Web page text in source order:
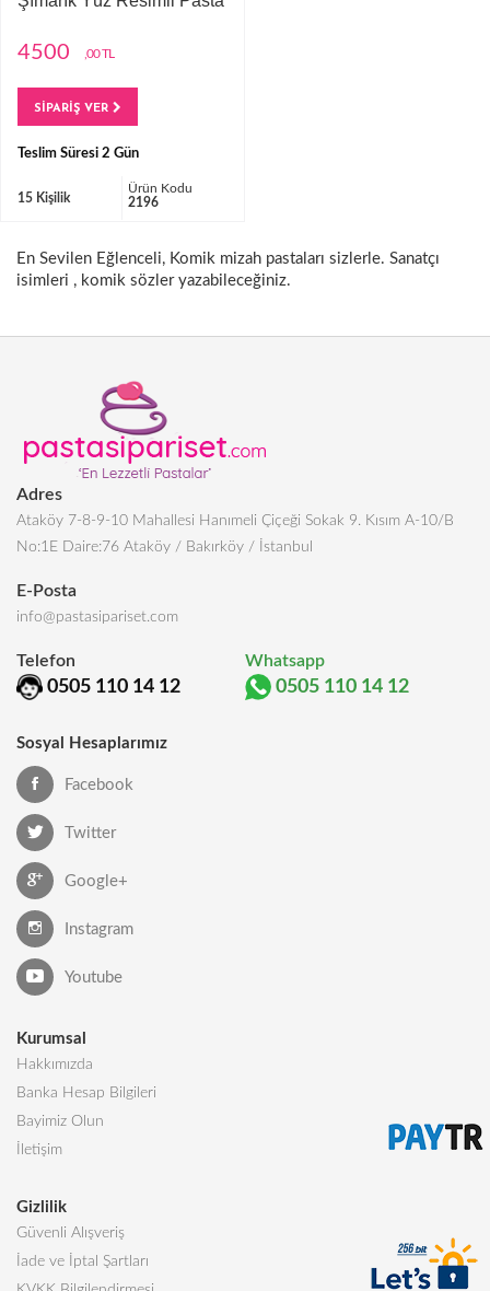
4500 ,00 TL
SİPARİŞ VER
Teslim Süresi 2 Gün
15 Kişilik
Ürün Kodu
2196
En Sevilen Eğlenceli, Komik mizah pastaları sizlerle. Sanatçı
isimleri , komik sözler yazabileceğiniz.
Adres
Ataköy 7-8-9-10 Mahallesi Hanımeli Çiçeği Sokak 9. Kısım A-10/B
No:1E Daire:76 Ataköy / Bakırköy / İstanbul
E-Posta
info@pastasipariset.com
Telefon
0505 110 14 12
Whatsapp
0505 110 14 12
Sosyal Hesaplarımız
Facebook
Twitter
Google+
Instagram
Youtube
Kurumsal
Hakkımızda
Banka Hesap Bilgileri
Bayimiz Olun
İletişim
Gizlilik
Güvenli Alışveriş
İade ve İptal Şartları